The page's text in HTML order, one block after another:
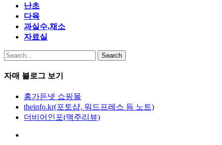
난초
다육
과실수,채소
자료실
Search
자매 블로그 보기
홈가든넷 쇼핑몰
theinfo.kr(포토샵, 워드프레스 등 노트)
더비어인포(맥주리뷰)